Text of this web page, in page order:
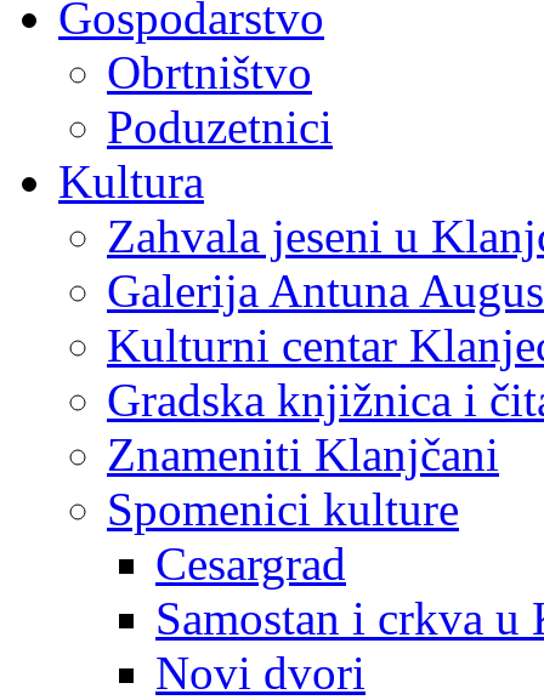
Gospodarstvo
Obrtništvo
Poduzetnici
Kultura
Zahvala jeseni u
Galerija Antuna
Kulturni centar
Gradska knjižnica i
Znameniti Klanjčani
Spomenici kulture
Cesargrad
Samostan i crkva u
Novi dvori